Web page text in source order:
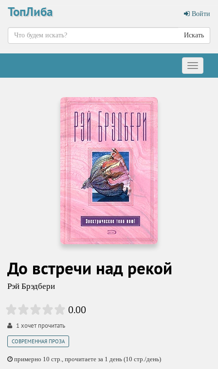
ТопЛиба Войти
Искать
Меню
До встречи над рекой
Рэй Брэдбери
0.00
1 хочет прочитать
СОВРЕМЕННАЯ ПРОЗА
примерно 10 стр., прочитаете за 1 день (10 стр./день)